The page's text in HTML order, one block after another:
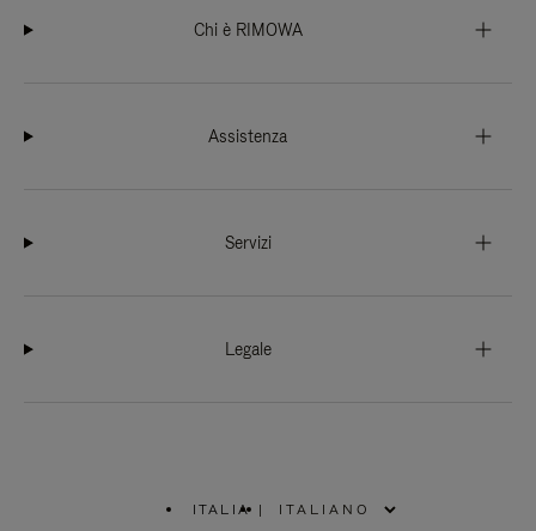
Chi è RIMOWA
Assistenza
Servizi
Legale
ITALIA |